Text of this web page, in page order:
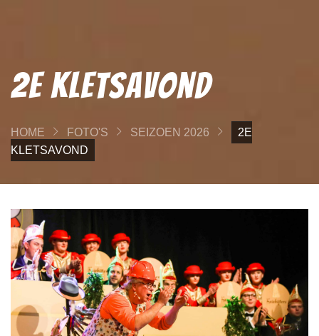
2e Kletsavond
HOME FOTO'S SEIZOEN 2026
2E
KLETSAVOND